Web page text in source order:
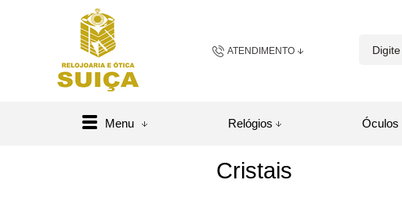
ATENDIMENTO
(48) 98481-8250
sac@relojoariaeoticasuica.com.br
Menu Relógios Óculos
Cristais